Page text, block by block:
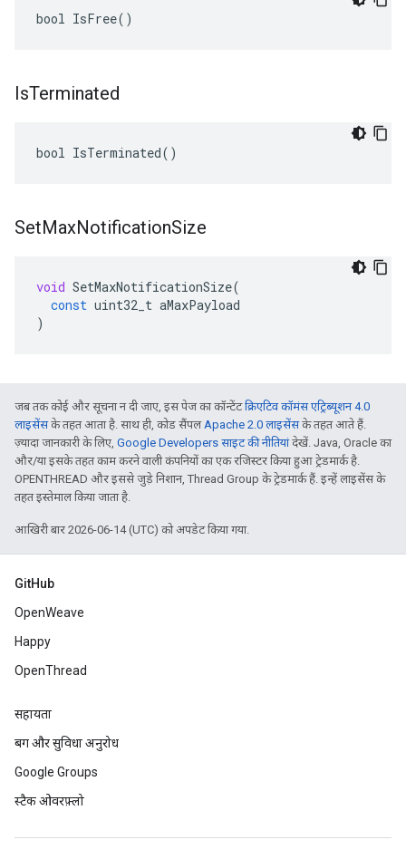
bool IsFree()
IsTerminated
bool IsTerminated()
SetMaxNotificationSize
void SetMaxNotificationSize(
const uint32_t aMaxPayload
)
जब तक कोई और सूचना न दी जाए, इस पेज का कॉन्टेंटक्रिएटिव कॉमंस एट्रिब्यूशन 4.0
लाइसेंसके तहत आता है. साथ ही, कोड सैंपलApache 2.0 लाइसेंसके तहत आते हैं.
ज़्यादा जानकारी के लिए, Google Developers साइट की नीतियांदेखें. Java, Oracle का
और/या इसके तहत काम करने वाली कंपनियों का एक रजिस्टर किया हुआ ट्रेडमार्क है.
OPENTHREAD और इससे जुड़े निशान, Thread Group के ट्रेडमार्क हैं. इन्हें लाइसेंस के
तहत इस्तेमाल किया जाता है.
आखिरी बार 2026-06-14 (UTC) को अपडेट किया गया.
GitHub
OpenWeave
Happy
OpenThread
सहायता
बग और सुविधा अनुरोध
Google Groups
स्टैक ओवरफ़्लो